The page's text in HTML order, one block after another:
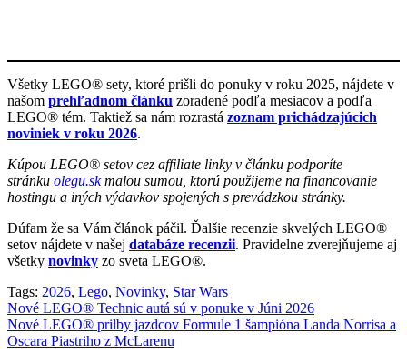
Všetky LEGO® sety, ktoré prišli do ponuky v roku 2025, nájdete v
našom prehľadnom článku zoradené podľa mesiacov a podľa
LEGO® tém. Taktiež sa nám rozrastá zoznam prichádzajúcich
noviniek v roku 2026.
Kúpou LEGO® setov cez affiliate linky v článku podporíte
stránku olegu.skmalou sumou, ktorú použijeme na financovanie
hostingu a iných výdavkov spojených s prevádzkou stránky.
Dúfam že sa Vám článok páčil. Ďalšie recenzie skvelých LEGO®
setov nájdete v našej databáze recenzii. Pravidelne zverejňujeme aj
všetky novinky zo sveta LEGO®.
Tags: 2026, Lego, Novinky, Star Wars
Navigácia
v
Nové LEGO® Technic autá sú v ponuke v Júni 2026
Nové LEGO® prilby jazdcov Formule 1 šampióna Landa Norrisa a
Oscara Piastriho z McLarenu